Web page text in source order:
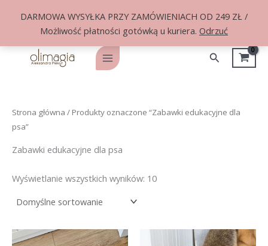
DARMOWA WYSYŁKA PRZY ZAMÓWIENIACH OD 249 ZŁ /
Możliwość płatności gotówką u kuriera. Odrzuć
Main
Szukaj
Strona główna / Produkty oznaczone “Zabawki edukacyjne dla
psa”
Zabawki edukacyjne dla psa
Wyświetlanie wszystkich wyników: 10